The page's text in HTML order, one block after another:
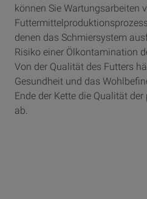
können Sie Wartungsarbeiten
denen das Schmiersystem
Risiko einer Ölkontamination
Von der Qualität des Futters
Gesundheit und das
Ende der Kette die Qualität
ab.